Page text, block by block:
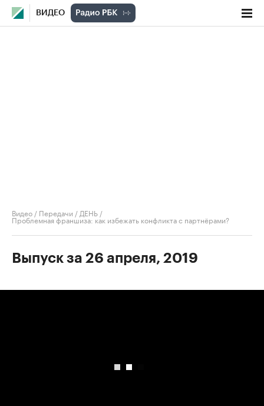
ВИДЕО
Видео / Передачи / ДЕНЬ /
Проблемная франшиза: как избежать конфликта с партнёрами?
Выпуск за 26 апреля, 2019